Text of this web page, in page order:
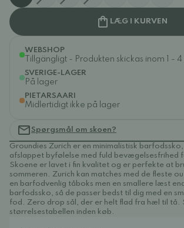
LÆG I KURVEN
WEBSHOP
Tillgängligt - Produkten skickas inom 1 -
SVERIGE-LAGER
På lager
PIETARSAARI
Midlertidigt ikke på lager
Spørgsmål om skoen?
Groundies Zurich er en minimalistisk
afslappet byfølelse med fuld bevægelsesfrihed
Skoene er lavet i fin kvalitet og er perfekte at
sommeren. Zurich kan matches med de fleste
en barfodvenlig tåboks men en smallere læst
barfodssko, så de passer bedst til dig med en
fod. Zero drop sål, der er helt flad fra hæl til tå.
størrelsestabellen inden køb.